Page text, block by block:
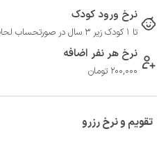
نرخ ورود کودک
تا 1 کودک زیر 3 سال در صورتحساب لحاظ نمی گردد
نرخ هر نفر اضافه
200,000 تومان
تقویم و نرخ رزرو